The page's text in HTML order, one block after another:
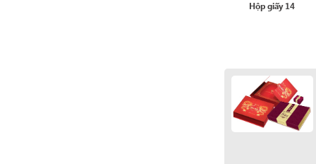
Hộp giấy 14